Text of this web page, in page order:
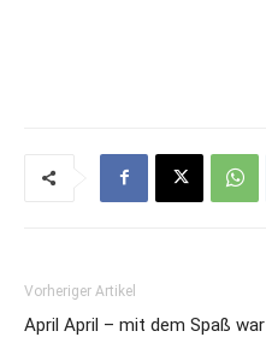
Vorheriger Artikel
April April – mit dem Spaß war